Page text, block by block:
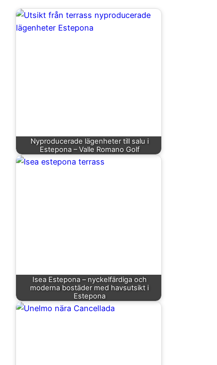
Nyproducerade lägenheter till salu i
Estepona – Valle Romano Golf
Isea Estepona – nyckelfärdiga och
moderna bostäder med havsutsikt i
Estepona